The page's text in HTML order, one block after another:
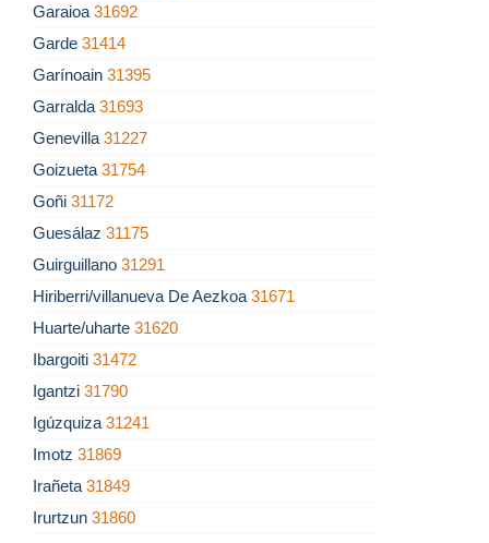
Garaioa 31692
Garde 31414
Garínoain 31395
Garralda 31693
Genevilla 31227
Goizueta 31754
Goñi 31172
Guesálaz 31175
Guirguillano 31291
Hiriberri/villanueva De Aezkoa 31671
Huarte/uharte 31620
Ibargoiti 31472
Igantzi 31790
Igúzquiza 31241
Imotz 31869
Irañeta 31849
Irurtzun 31860